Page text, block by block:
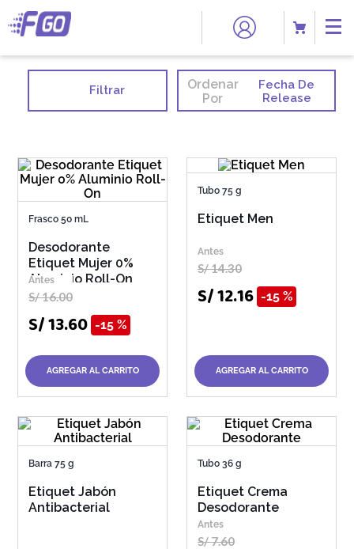
Filtrar
Ordenar
Por
Fecha De
Release
Frasco 50 mL
Desodorante
Etiquet Mujer 0%
Aluminio Roll-On
S/16.00
S/13.60 15 %
AGREGAR AL CARRITO
Tubo 75 g
Etiquet Men
S/14.30
S/12.16 15 %
AGREGAR AL CARRITO
Barra 75 g
Etiquet Jabón
Antibacterial
Tubo 36 g
Etiquet Crema
Desodorante
S/7.60